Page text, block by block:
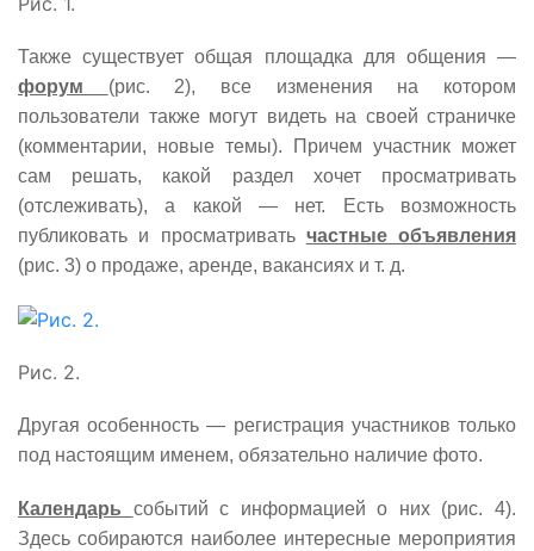
Также существует общая площадка для общения —
форум (рис. 2), все изменения на котором
пользователи также могут видеть на своей страничке
(комментарии, новые темы). Причем участник может
сам решать, какой раздел хочет просматривать
(отслеживать), а какой — нет. Есть возможность
публиковать и просматривать частные объявления
(рис. 3) о продаже, аренде, вакансиях и т. д.
Рис. 2.
Другая особенность— регистрация участников только
под настоящим именем, обязательно наличие фото.
Календарь событий с информацией о них (рис. 4).
Здесь собираются наиболее интересные мероприятия